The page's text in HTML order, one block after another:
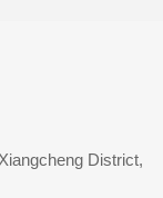
District,